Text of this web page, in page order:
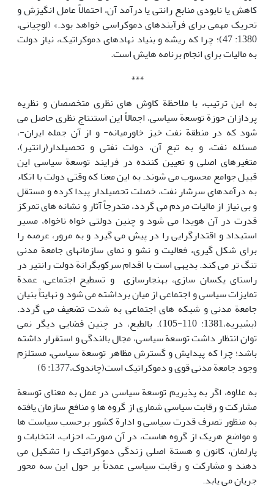
کاهش یا نابودی منابع رانتی یا درآمد آن، احتمالاً عامل انگیزش و
تحریک مهمی برای فرآیندهای دموکراسی خواهد بود.» (لوچیانی،
1380: 47)؛ چرا که ریشه و بنیاد نهادهای دموکراتیک، نیاز دولت
به مالیات برای انجام برنامه هایش است.
***
به این ترتیب، با ملاحظة کاوش های نظری متخصصان و نظریه
پردازان حوزة توسعة سیاسی، اجمالاً این استنتاج نظری حاصل می
شود که در منطقة نفت خیز خاورمیانه- و از آن جمله ایران-،
مسئله نفت، و به تبع آن، دولت نفتی و تحصیلدار(رانتیر)،
متغیرهای اصلی و تعیین کننده در فرایند توسعة سیاسی این
قبیل جوامع محسوب می شوند. به این معنا که وقتی دولت با اتکاء
به درآمدهای سرشار نفت، خصلت تحصیلدار پیدا کرده و مستقل
و بی نیاز از مالیات مردم می گردد، متدرجاً آثار و نشانه های تمرکز
قدرت در آن هویدا می شود و چنین دولتی خواه ناخواه، مسیر
استبداد و اقتدارگرایی را در پیش می گیرد و به مرور، عرصه را
برای شکل گیری، فعالیت و نشو و نمای سازمانهای جامعة مدنی
تنگ تر می کند. بدیهی است با اقدام سرکوبگرانة دولت رانتیر در
راستای یکسان سازی، بهنجارسازی و تسطیح اجتماعی، عمدة
تمایزات سیاسی و اجتماعی از میان برداشته می شود و نهایتاً بنیان
جامعة مدنی و شبکه های اجتماعی به شدت تضعیف می گردد.
(بشیریه،1381: 110-105). بالطبع، در چنین فضایی دیگر نمی
توان انتظار داشت توسعة سیاسی، مجال بالندگی و استقرار داشته
باشد؛ چرا که پیدایش و گسترش مظاهر توسعة سیاسی، مستلزم
وجود جامعة مدنی قوی و دموکراتیک است(چاندوک،1377: 6)
به علاوه، اگر به پذیریم توسعة سیاسی در عمل به معنای توسعة
مشارکت و رقابت سیاسی شماری از گروه ها و منافع سازمان یافته
به منظور تصرف قدرت سیاسی و ادارة کشور برحسب سیاست ها
و مواضع هریک از گروه هاست، در آن صورت، احزاب، انتخابات و
پارلمان، کانون و هستة اصلی زندگی دموکراتیک را تشکیل می
دهند و مشارکت و رقابت سیاسی عمدتاً بر حول این سه محور
جریان می یابد.